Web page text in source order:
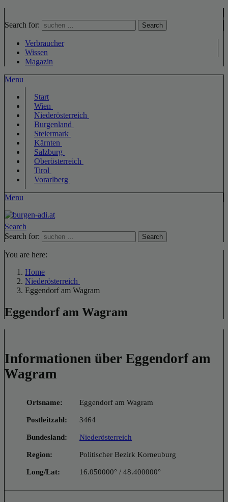
Search for: Search
Verbraucher
Wissen
Magazin
Menu
Start
Wien
Niederösterreich
Burgenland
Steiermark
Kärnten
Salzburg
Oberösterreich
Tirol
Vorarlberg
Menu
Search
Search for:
Search
You are here:
Home
Niederösterreich
Eggendorf am Wagram
Eggendorf am Wagram
Informationen über Eggendorf am
Wagram
Ortsname: Eggendorf am Wagram
Postleitzahl: 3464
Bundesland: Niederösterreich
Region: Politischer Bezirk Korneuburg
Long/Lat: 16.050000° / 48.400000°